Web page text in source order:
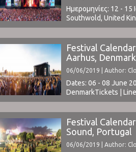
Ημερομηνίες: 12 - 15
Southwold, United
197.50 (buy here
Up περιλαμβάνει:
Festival
Aarhus, Denmark
06/06/2019 | Author:
Dates: 06 - 08 June
DenmarkTickets |
Festival
Sound, Portugal
06/06/2019 | Author: